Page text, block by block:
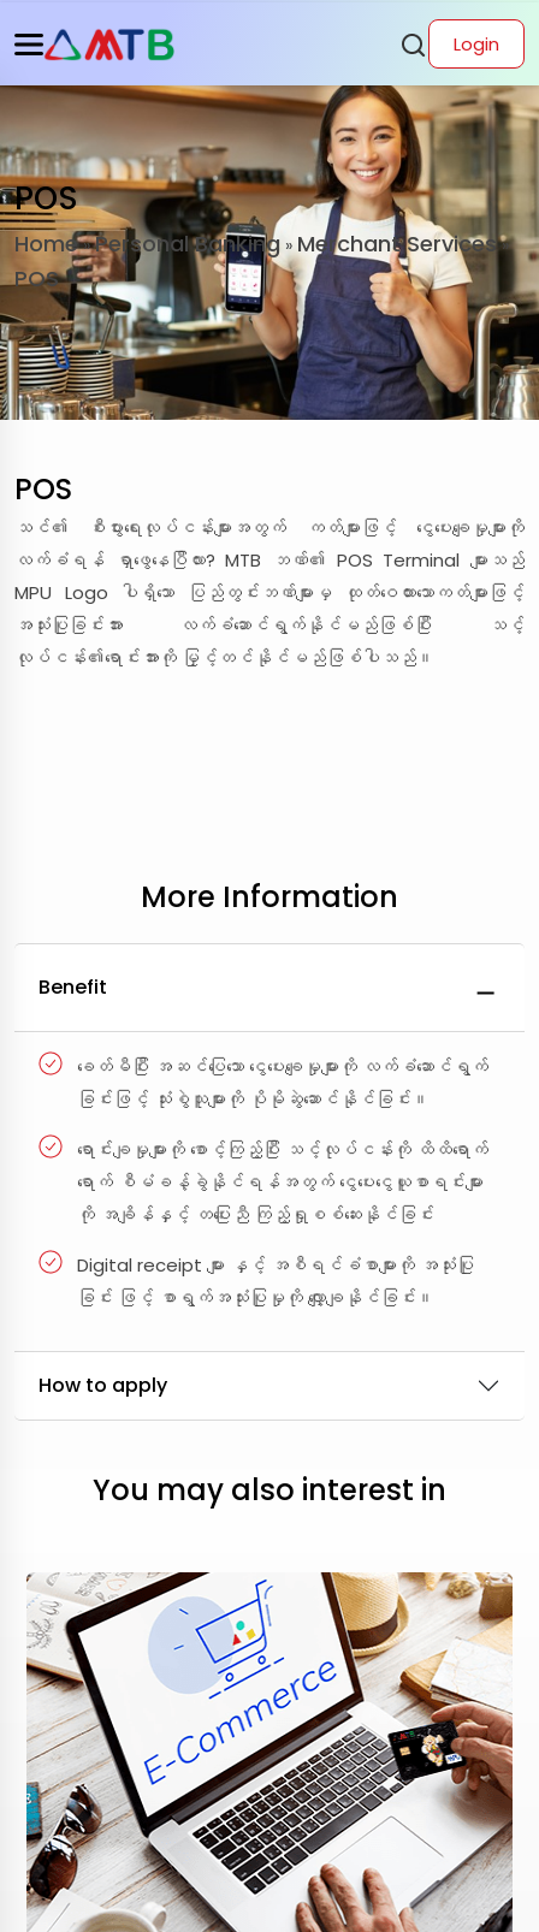
Login
POS
Home»Personal Banking » Merchant Services»
POS
POS
သင်၏ စီးပွားရေးလုပ်ငန်းများအတွက် ကတ်များဖြင့် ငွေပေးချေမှုများကို
လက်ခံရန် ရှာဖွေနေပြီလား? MTB ဘဏ်၏ POS Terminal များသည်
MPU Logo ပါရှိသော ပြည်တွင်းဘဏ်များမှ ထုတ်ဝေထားသောကတ်များဖြင့်
အသုံးပြုခြင်းအား လက်ခံဆောင်ရွက်နိုင်မည်ဖြစ်ပြီး သင့်
လုပ်ငန်း၏ရောင်းအားကို မြှင့်တင်နိုင်မည်ဖြစ်ပါသည်။
More Information
Benefit
ခေတ်မီပြီး အဆင်ပြေသော ငွေပေးချေမှုများကို လက်ခံဆောင်ရွက်
ခြင်းဖြင့် သုံးစွဲသူများကို ပိုမိုဆွဲဆောင်နိုင်ခြင်း။
ရောင်းချမှုများကို စောင့်ကြည့်ပြီး သင့်လုပ်ငန်းကို ထိထိရောက်
ရောက် စီမံခန့်ခွဲနိုင်ရန်အတွက် ငွေပေးငွေယူစာရင်းများ
ကို အချိန်နှင့် တပြေးညီ ကြည့်ရှုစစ်ဆေးနိုင်ခြင်း
Digital receipt များ နှင့် အစီရင်ခံစာများကို အသုံးပြု
ခြင်း ဖြင့် စာရွက်အသုံးပြုမှုကို လျှော့ချနိုင်ခြင်း။
How to apply
You may also interest in